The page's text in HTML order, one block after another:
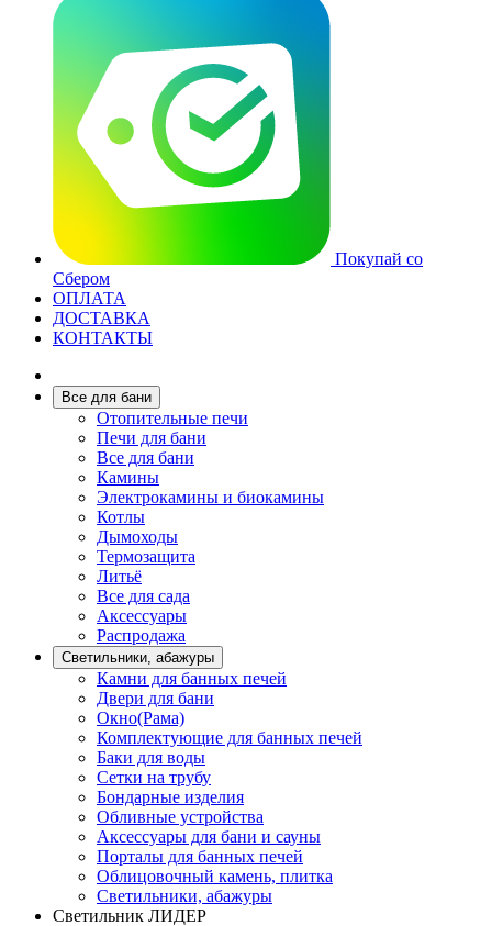
Покупай со
Сбером
ОПЛАТА
ДОСТАВКА
КОНТАКТЫ
Все для бани
Отопительные печи
Печи для бани
Все для бани
Камины
Электрокамины и биокамины
Котлы
Дымоходы
Термозащита
Литьё
Все для сада
Аксессуары
Распродажа
Светильники, абажуры
Камни для банных печей
Двери для бани
Окно(Рама)
Комплектующие для банных печей
Баки для воды
Сетки на трубу
Бондарные изделия
Обливные устройства
Аксессуары для бани и сауны
Порталы для банных печей
Облицовочный камень, плитка
Светильники, абажуры
Светильник ЛИДЕР